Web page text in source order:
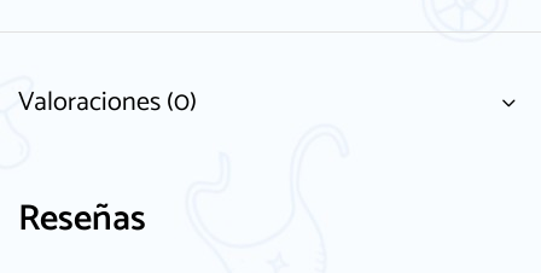
Valoraciones (0)
Reseñas